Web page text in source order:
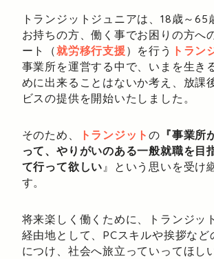
トランジットジュニアは、18歳～65
お持ちの方、働く事でお困りの方へ
ート（就労移行支援）を行う トラン
事業所を運営する中で、いまを生き
めに出来ることはないか考え、放課
ビスの提供を開始いたしました。
そのため、 トランジットの 『事業所
って、やりがいのある一般就職を目
て行って欲しい』という思いを受け
す。
将来楽しく働くために、トランジッ
経由地として、PCスキルや挨拶など
につけ、社会へ旅立っていってほしい